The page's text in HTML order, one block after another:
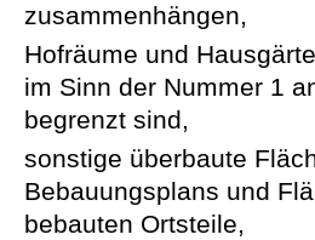
zusammenhängen,
Hofräume und
im Sinn der Nummer 1
begrenzt sind,
sonstige überbaute
Bebauungsplans und
bebauten Ortsteile,